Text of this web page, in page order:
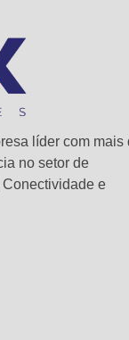
líder com mais
no setor de
e